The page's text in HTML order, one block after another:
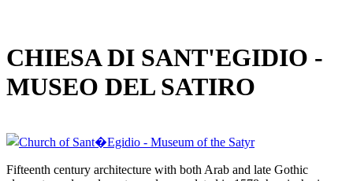
CHIESA DI SANT'EGIDIO -
MUSEO DEL SATIRO
Fifteenth century architecture with both Arab and late Gothic